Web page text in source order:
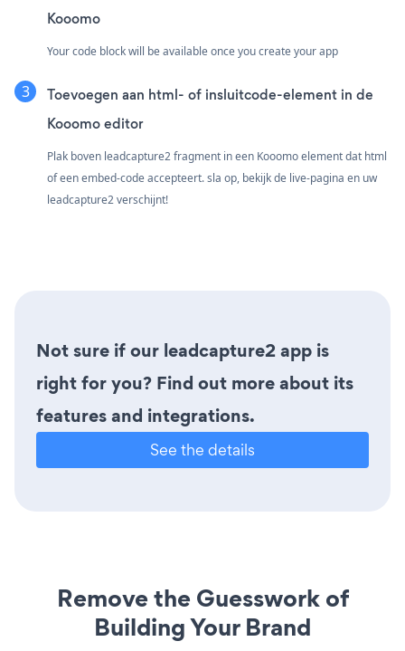
Kooomo
Your code block will be available once you create your app
Toevoegen aan html- of insluitcode-element in de
Kooomo editor
Plak boven leadcapture2 fragment in een Kooomo element dat html
of een embed-code accepteert. sla op, bekijk de live-pagina en uw
leadcapture2 verschijnt!
Not sure if our leadcapture2 app is
right for you? Find out more about its
features and integrations.
See the details
Remove the Guesswork of
Building Your Brand